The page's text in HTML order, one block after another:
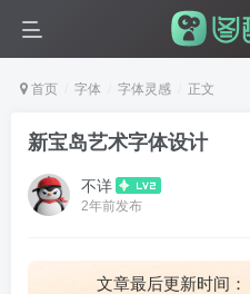
首页 字体 字体灵感 正文
新宝岛艺术字体设计
不详
2年前发布
文章最后更新时间：